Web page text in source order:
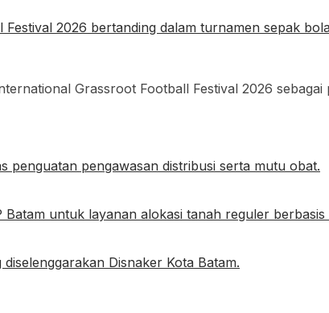
Grassroot Football Festival 2026 sebagai